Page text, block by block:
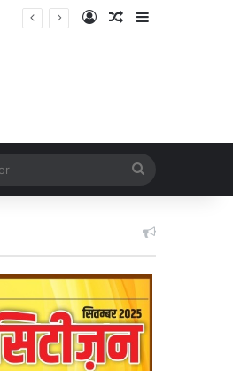
Log InRandom Article
Sidebar
for